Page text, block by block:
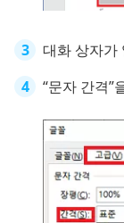
대화 상자가
“문자 간격”